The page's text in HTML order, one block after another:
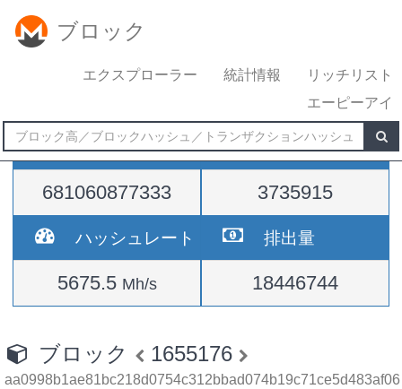
ブロック
エクスプローラー 統計情報
リッチリスト
エーピーアイ
難易度
681060877333
高さ
3735915
ハッシュレート
5675.5 Mh/s
排出量
18446744
ブロック 1655176
aa0998b1ae81bc218d0754c312bbad074b19c71ce5d483af06